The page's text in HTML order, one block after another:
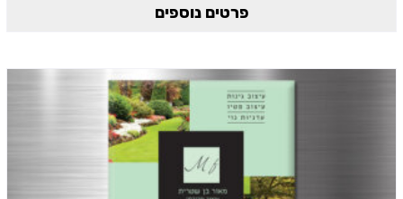
פרטים נוספים